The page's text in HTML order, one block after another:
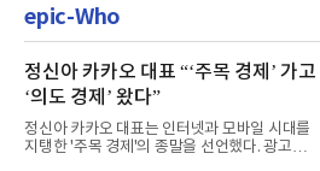
epic-Who
정신아 카카오 대표 “‘주목 경제’ 가고
‘의도 경제’ 왔다”
정신아 카카오 대표는 인터넷과 모바일 시대를
지탱한 '주목 경제'의 종말을 선언했다. 광고를